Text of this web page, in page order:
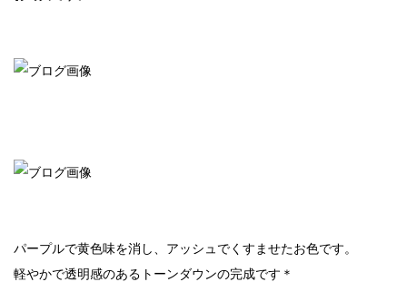
パープルで黄色味を消し、アッシュでくすませたお色です。
軽やかで透明感のあるトーンダウンの完成です＊